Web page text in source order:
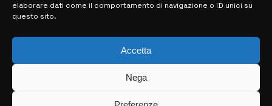
elaborare dati come il comportamento di navigazione o ID unici su
questo sito.
Accetta
Nega
> NOTIZIE
> CONTATTI